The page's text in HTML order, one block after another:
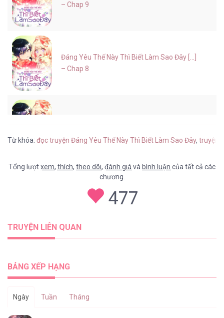
– Chap 9
Đáng Yêu Thế Này Thì Biết Làm Sao Đây [...]
– Chap 8
– Chap 6
Từ khóa: đọc truyện Đáng Yêu Thế Này Thì Biết Làm Sao Đây, truyện
Tổng lượtxem, thích, theo dõi, đánh giá và bình luận của tất cả các
chương.
477
TRUYỆN LIÊN QUAN
BẢNG XẾP HẠNG
Ngày Tuần Tháng